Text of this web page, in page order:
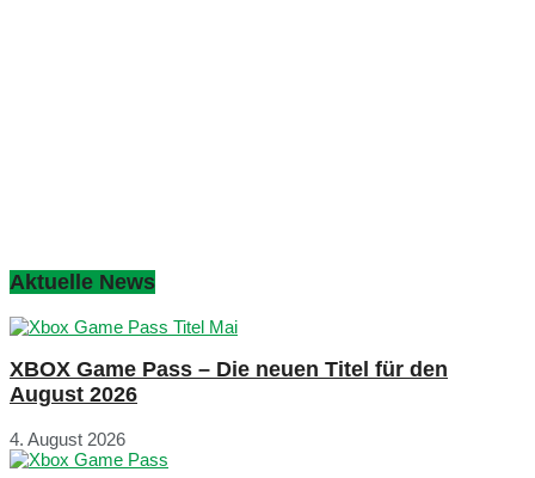
Aktuelle News
XBOX Game Pass – Die neuen Titel für den
August 2026
4. August 2026